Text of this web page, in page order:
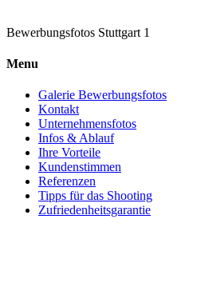
Bewerbungsfotos Stuttgart 1
Menu
Galerie Bewerbungsfotos
Kontakt
Unternehmensfotos
Infos & Ablauf
Ihre Vorteile
Kundenstimmen
Referenzen
Tipps für das Shooting
Zufriedenheitsgarantie